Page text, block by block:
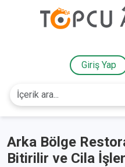
Giriş Yap
Arka Bölge
Bitirilir ve Cila